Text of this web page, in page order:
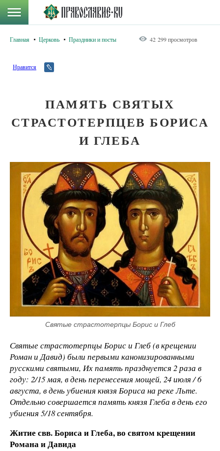
Главная Церковь Праздники и посты 42 299 просмотров
Нравится
ПАМЯТЬ СВЯТЫХ
СТРАСТОТЕРПЦЕВ БОРИСА
И ГЛЕБА
Святые страстотерпцы Борис и Глеб
Святые страстотерпцы Борис и Глеб (в крещении
Роман и Давид) были первыми канонизированными
русскими святыми, Их память празднуется 2 раза в
году: 2/15 мая, в день перенесения мощей, 24 июля / 6
августа, в день убиения князя Бориса на реке Льте.
Отдельно совершается память князя Глеба в день его
убиения 5/18 сентября.
Житие свв. Бориса и Глеба, во святом крещении
Романа и Давида